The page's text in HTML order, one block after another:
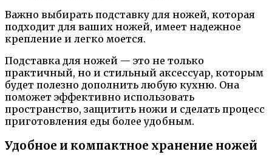
Важно выбирать подставку для ножей, которая
подходит для ваших ножей, имеет надежное
крепление и легко моется.
Подставка для ножей — это не только
практичный, но и стильный аксессуар, которым
будет полезно дополнить любую кухню. Она
поможет эффективно использовать
пространство, защитить ножи и сделать процесс
приготовления еды более удобным.
Удобное и компактное хранение ножей